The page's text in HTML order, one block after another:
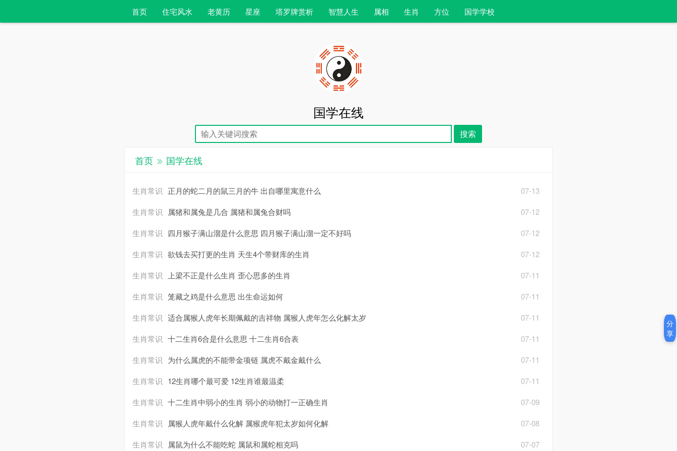
首页 住宅风水 老黄历 星座 塔罗牌赏析 智慧人生 属相 生肖 方位 国学学校
国学在线
首页 国学在线
07-13
生肖常识 正月的蛇二月的鼠三月的牛 出自哪里寓意什么
07-12
生肖常识
属猪和属兔是几合 属猪和属兔合财吗
07-12
生肖常识 四月猴子满山溜是什么意思 四月猴子满山溜一定不好吗
07-12
生肖常识 欲钱去买打更的生肖 天生4个带财库的生肖
07-11
生肖常识
上梁不正是什么生肖 歪心思多的生肖
07-11
生肖常识 笼藏之鸡是什么意思 出生命运如何
07-11
生肖常识 适合属猴人虎年长期佩戴的吉祥物 属猴人虎年怎么化解太岁
07-11
生肖常识 十二生肖6合是什么意思 十二生肖6合表
07-11
生肖常识 为什么属虎的不能带金项链 属虎不戴金戴什么
07-11
生肖常识 12生肖哪个最可爱 12生肖谁最温柔
07-09
生肖常识 十二生肖中弱小的生肖 弱小的动物打一正确生肖
07-08
生肖常识
属猴人虎年戴什么化解 属猴虎年犯太岁如何化解
07-07
生肖常识 属鼠为什么不能吃蛇 属鼠和属蛇相克吗
分
享